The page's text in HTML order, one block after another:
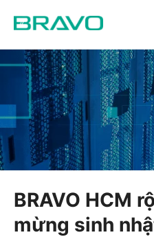
BRAVO HCM
mừng sinh